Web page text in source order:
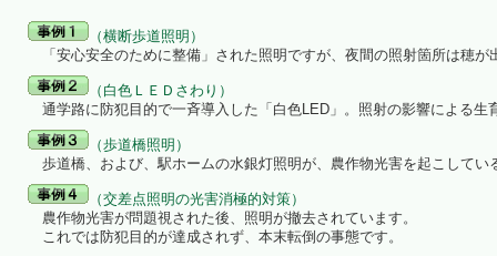
（横断歩道照明）
「安心安全のために整備」された照明ですが、夜間の照射箇所は穂が
（白色ＬＥＤさわり）
通学路に防犯目的で一斉導入した「白色LED」。照射の影響による生
（歩道橋照明）
歩道橋、および、駅ホームの水銀灯照明が、農作物光害を起こしてい
（交差点照明の光害消極的対策）
農作物光害が問題視された後、照明が撤去されています。
これでは防犯目的が達成されず、本末転倒の事態です。